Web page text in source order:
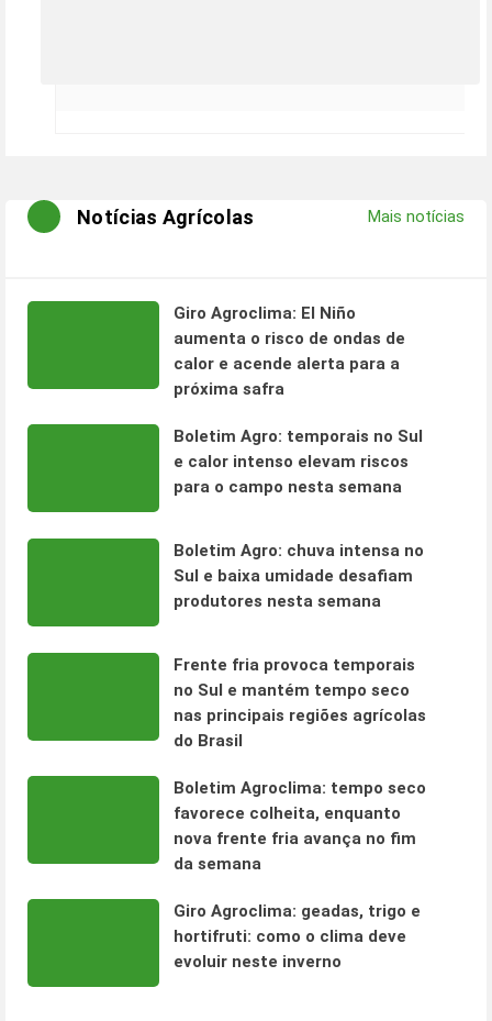
Notícias Agrícolas Mais notícias
Giro Agroclima: El Niño
aumenta o risco de ondas de
calor e acende alerta para a
próxima safra
Boletim Agro: temporais no Sul
e calor intenso elevam riscos
para o campo nesta semana
Boletim Agro: chuva intensa no
Sul e baixa umidade desafiam
produtores nesta semana
Frente fria provoca temporais
no Sul e mantém tempo seco
nas principais regiões agrícolas
do Brasil
Boletim Agroclima: tempo seco
favorece colheita, enquanto
nova frente fria avança no fim
da semana
Giro Agroclima: geadas, trigo e
hortifruti: como o clima deve
evoluir neste inverno